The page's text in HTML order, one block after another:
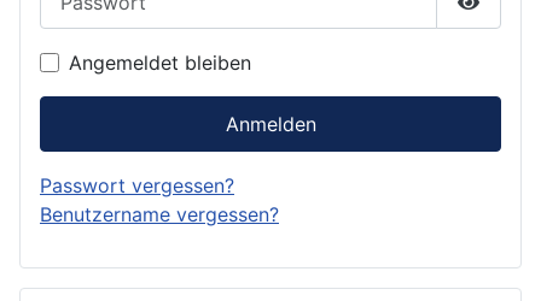
Angemeldet bleiben
Anmelden
Passwort vergessen?
Benutzername vergessen?